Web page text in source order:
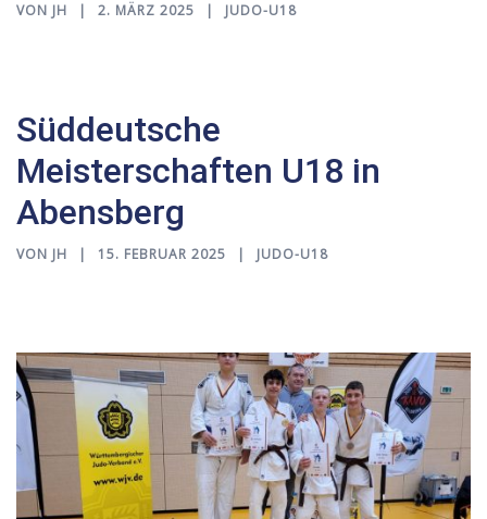
VON JH 2. MÄRZ 2025 JUDO-U18
Süddeutsche
Meisterschaften U18 in
Abensberg
VON JH 15. FEBRUAR 2025 JUDO-U18